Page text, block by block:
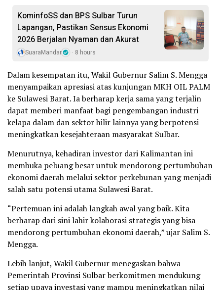
KominfoSS dan BPS Sulbar Turun
Lapangan, Pastikan Sensus Ekonomi
2026 Berjalan Nyaman dan Akurat
SuaraMandar 8 hours
Dalam kesempatan itu, Wakil Gubernur Salim S. Mengga
menyampaikan apresiasi atas kunjungan MKH OIL PALM
ke Sulawesi Barat. Ia berharap kerja sama yang terjalin
dapat memberi manfaat bagi pengembangan industri
kelapa dalam dan sektor hilir lainnya yang berpotensi
meningkatkan kesejahteraan masyarakat Sulbar.
Menurutnya, kehadiran investor dari Kalimantan ini
membuka peluang besar untuk mendorong pertumbuhan
ekonomi daerah melalui sektor perkebunan yang menjadi
salah satu potensi utama Sulawesi Barat.
“Pertemuan ini adalah langkah awal yang baik. Kita
berharap dari sini lahir kolaborasi strategis yang bisa
mendorong pertumbuhan ekonomi daerah,” ujar Salim S.
Mengga.
Lebih lanjut, Wakil Gubernur menegaskan bahwa
Pemerintah Provinsi Sulbar berkomitmen mendukung
setiap upaya investasi yang mampu meningkatkan nilai